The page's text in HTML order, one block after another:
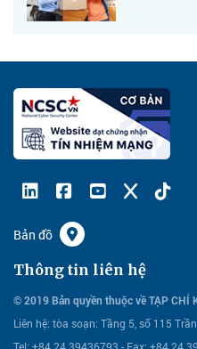
Bản đồ
Thông tin liên hệ
© 2019 Bản quyền thuộc về TẠP CHÍ
Liên hệ: tòa soạn: Tầng 5, số 115